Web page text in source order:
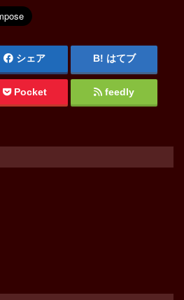
シェア はてブ
Pocket feedly